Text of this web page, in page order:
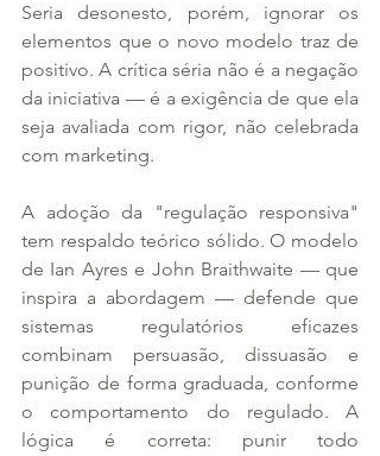
Seria desonesto, porém, ignorar os
elementos que o novo modelo traz de
positivo. A crítica séria não é a negação
da iniciativa — é a exigência de que ela
seja avaliada com rigor, não celebrada
com marketing.
A adoção da "regulação responsiva"
tem respaldo teórico sólido. O modelo
de Ian Ayres e John Braithwaite — que
inspira a abordagem — defende que
sistemas regulatórios eficazes
combinam persuasão, dissuasão e
punição de forma graduada, conforme
o comportamento do regulado. A
lógica é correta: punir todo